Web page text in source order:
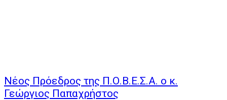
Νέος Πρόεδρος της Π.Ο.Β.Ε.Σ.Α. ο κ.
Γεώργιος Παπαχρήστος